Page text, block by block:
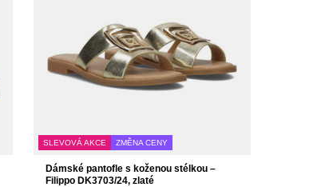
SLEVOVÁ AKCE ZMĚNA CENY
Dámské pantofle s koženou stélkou –
Filippo DK3703/24, zlaté